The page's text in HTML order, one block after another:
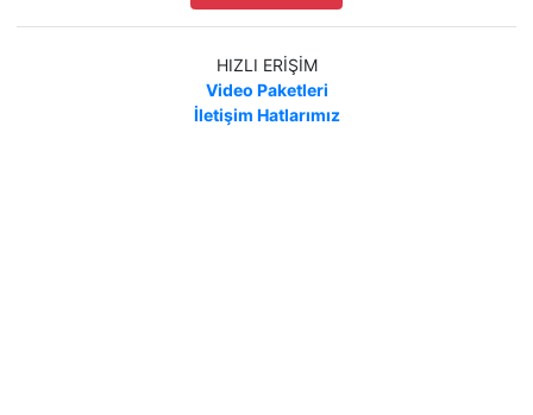
HIZLI ERİŞİM
Video Paketleri
İletişim Hatlarımız